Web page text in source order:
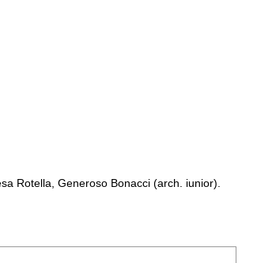
Rotella, Generoso Bonacci (arch. iunior).